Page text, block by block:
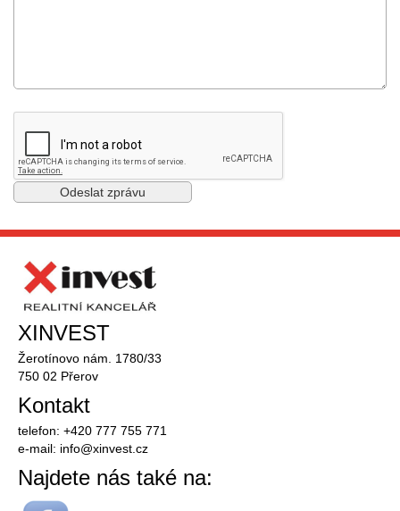
XINVEST
Žerotínovo nám. 1780/33
750 02 Přerov
Kontakt
telefon: +420 777 755 771
e-mail: info@xinvest.cz
Najdete nás také na: